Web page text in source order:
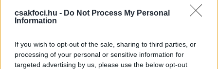
csakfoci.hu - Do Not Process My Personal
Information
If you wish to opt-out of the sale, sharing to third parties, or
processing of your personal or sensitive information for
targeted advertising by us, please use the below opt-out
A szünetben kettőt cserélő DVTK próbálta
lövésében és pláne Shestakov,a kapufán csattanó
szabadrúgásában benne volt a szépítés.